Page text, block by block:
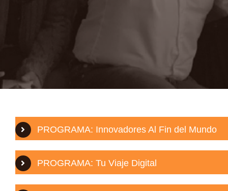
PROGRAMA: Innovadores Al Fin del Mundo
PROGRAMA: Tu Viaje Digital